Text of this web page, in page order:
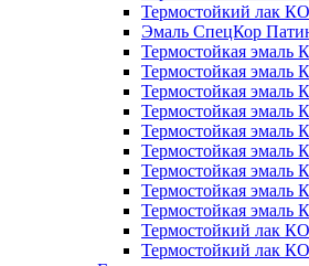
Термостойкий лак
Эмаль СпецКор
Термостойкая эмаль
Термостойкая эмаль
Термостойкая эмаль
Термостойкая эмаль
Термостойкая эмаль
Термостойкая эмаль
Термостойкая эмаль
Термостойкая эмаль
Термостойкая эмаль
Термостойкий лак
Термостойкий лак